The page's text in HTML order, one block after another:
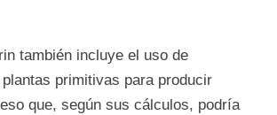
también incluye el uso de
primitivas para producir
que, según sus cálculos, podría